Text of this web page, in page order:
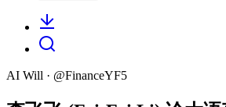
AI Will · @FinanceYF5